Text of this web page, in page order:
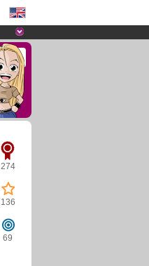
274
136
69